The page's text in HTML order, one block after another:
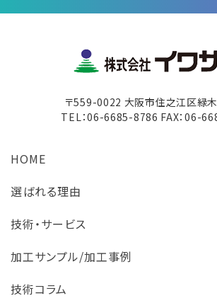
〒559-0022 大阪市住之江区緑
TEL：06-6685-8786 FAX：06-
HOME
選ばれる理由
技術・サービス
加工サンプル/加工事例
技術コラム